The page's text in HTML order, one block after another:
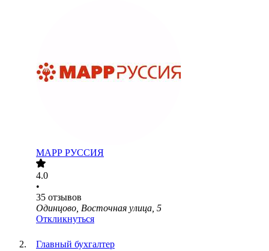
МАРР РУССИЯ
4.0
•
35 отзывов
Одинцово, Восточная улица, 5
Откликнуться
Главный бухгалтер